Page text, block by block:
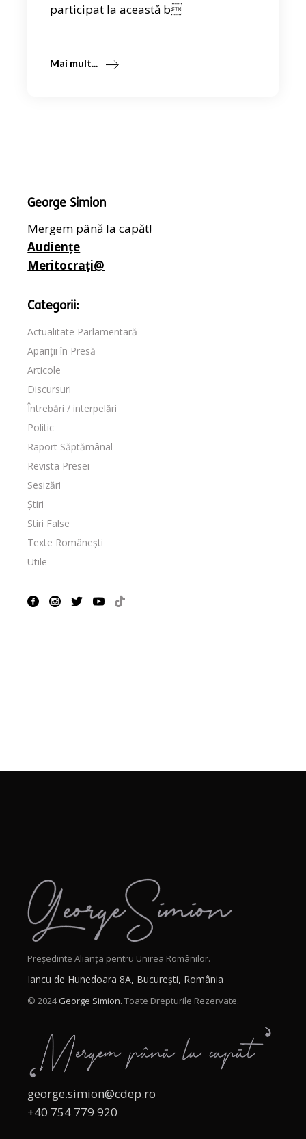
participat la această b
Mai mult...
George Simion
Mergem până la capăt!
Audiențe
Meritocrați@
Categorii:
Actualitate Parlamentară
Apariții în Presă
Articole
Discursuri
Întrebări / interpelări
Politic
Raport Săptămânal
Revista Presei
Sesizări
Știri
Stiri False
Texte Românești
Utile
Președinte Alianța pentru Unirea Românilor.
Iancu de Hunedoara 8A, București, România
© 2024George Simion. Toate Drepturile Rezervate.
george.simion@cdep.ro
+40 754 779 920